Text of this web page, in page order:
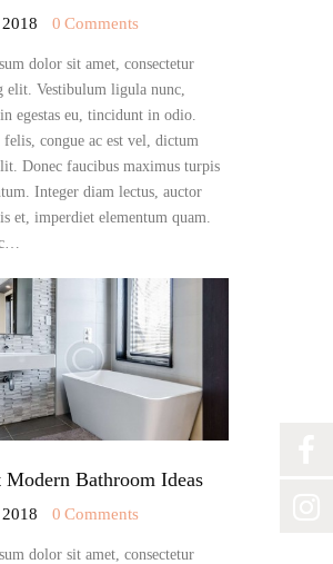
0 Comments
dolor sit amet, consectetur
elit. Vestibulum ligula nunc,
egestas eu, tincidunt in odio.
congue ac est vel, dictum
Donec faucibus maximus turpis
Integer diam lectus, auctor
et, imperdiet elementum quam.
Modern Bathroom Ideas
0 Comments
dolor sit amet, consectetur